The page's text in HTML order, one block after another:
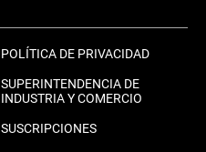
POLÍTICA DE PRIVACIDAD
SUPERINTENDENCIA DE
INDUSTRIA Y COMERCIO
SUSCRIPCIONES